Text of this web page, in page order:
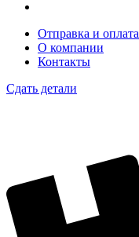
Отправка и оплата
О компании
Контакты
Сдать детали